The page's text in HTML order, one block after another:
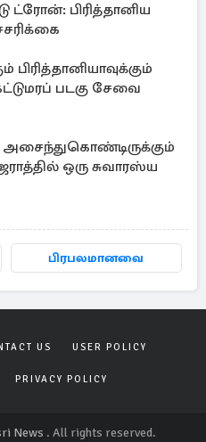
ட்ரோன்: பிரித்தானிய
பிரித்தானியாவுக்கும்
படகு சேவை
ஒரு சுவாரஸ்ய
பிரபலமானவை
US USER POLICY
PRIVACY POLICY
News . All rights reserved.